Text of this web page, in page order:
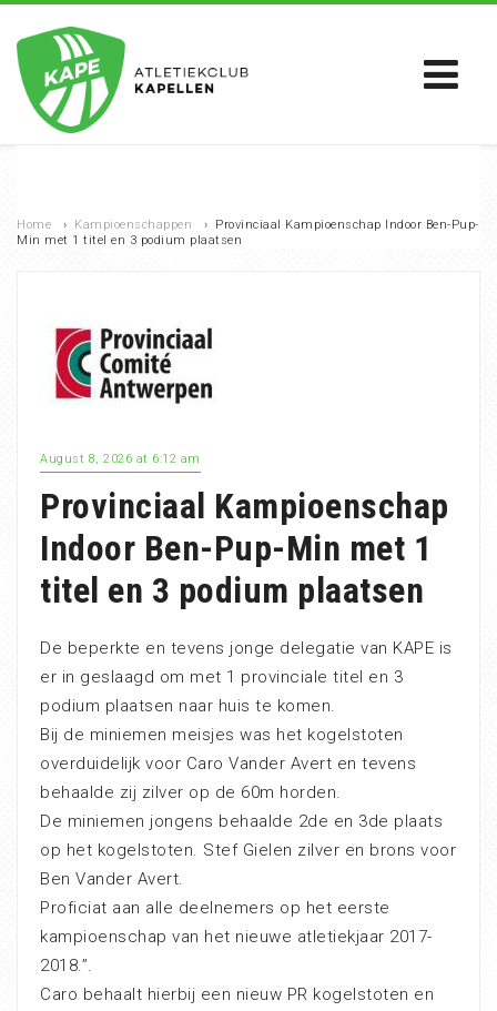
Home › Kampioenschappen › Provinciaal Kampioenschap Indoor Ben-Pup-
Min met 1 titel en 3 podium plaatsen
August 8, 2026 at 6:12 am
Provinciaal Kampioenschap
Indoor Ben-Pup-Min met 1
titel en 3 podium plaatsen
De beperkte en tevens jonge delegatie van KAPE is
er in geslaagd om met 1 provinciale titel en 3
podium plaatsen naar huis te komen.
Bij de miniemen meisjes was het kogelstoten
overduidelijk voor Caro Vander Avert en tevens
behaalde zij zilver op de 60m horden.
De miniemen jongens behaalde 2de en 3de plaats
op het kogelstoten. Stef Gielen zilver en brons voor
Ben Vander Avert.
Proficiat aan alle deelnemers op het eerste
kampioenschap van het nieuwe atletiekjaar 2017-
2018.”.
Caro behaalt hierbij een nieuw PR kogelstoten en